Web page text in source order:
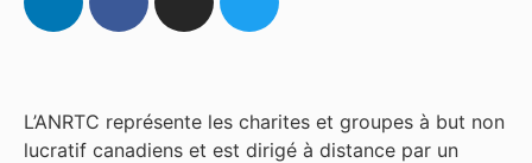
L’ANRTC représente les charites et groupes à but non
lucratif canadiens et est dirigé à distance par un